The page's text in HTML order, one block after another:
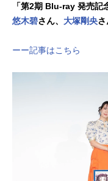
「第2期 Blu-ray 発売
悠木碧さん、 大塚剛央
ーー記事はこちら